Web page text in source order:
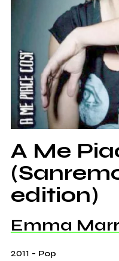
A Me
edition)
Emma
2011 - Pop